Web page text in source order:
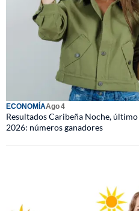
ECONOMÍAAgo 4
Resultados Caribeña Noche,
2026: números ganadores